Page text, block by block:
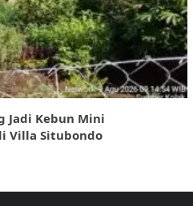
Jadi Kebun Mini
Villa Situbondo